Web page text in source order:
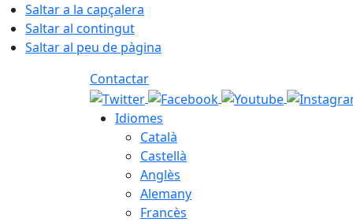
Saltar a la capçalera
Saltar al contingut
Saltar al peu de pàgina
Contactar
Idiomes
Català
Castellà
Anglès
Alemany
Francès